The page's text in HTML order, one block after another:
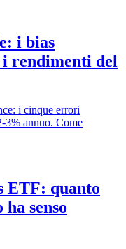
i bias
rendimenti del
i cinque errori
3% annuo. Come
ETF: quanto
senso